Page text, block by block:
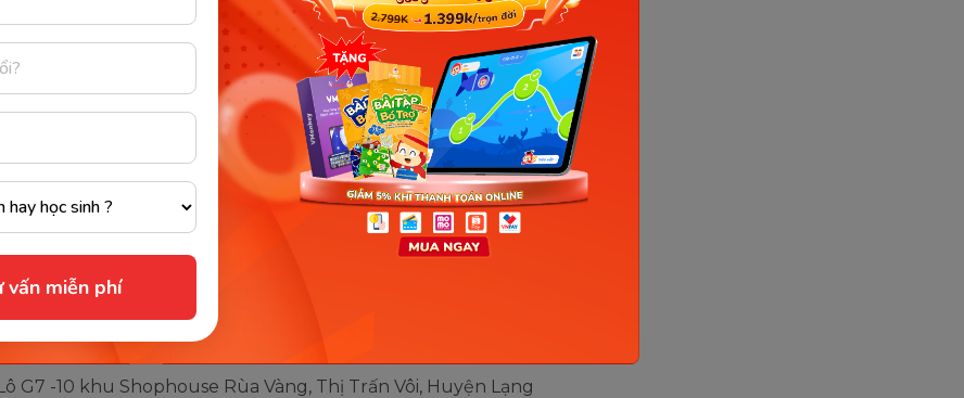
vấn miễn phí
Tầng 6, Lô L4, Tòa nhà số 2, Đường Hùng Vương, Phường Hoàng
Thụ, Thành phố Bắc Giang, Bắc Giang
Thanh Tân, thị trấn Đồi Ngô, Huyện Lục Nam, Bắc Giang
Số 241, Đường Ngô Gia Tự, Phường Ngô Quyền, Thành phố Bắc
- 227 Hoàng Văn Thái, Khu 5 Thị Trấn Thắng, Huyện Hiệp
Bắc Giang
139 Thân Nhân Trung, Dục Quang, TT. Bích Động, Huyện Việt
Bắc Giang
09-10 Hoàng Quốc Việt, Khu đô thị An Huy, Thị trấn Cao
G7 -10 khu Shophouse Rùa Vàng, Thị Trấn Vôi, Huyện Lạng